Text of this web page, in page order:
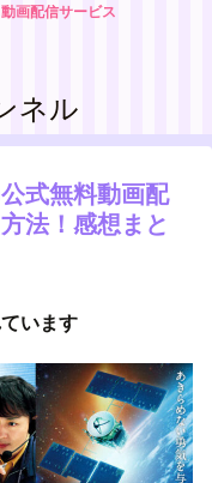
画配信サービス
ネル
式無料動画配
法！感想まと
います